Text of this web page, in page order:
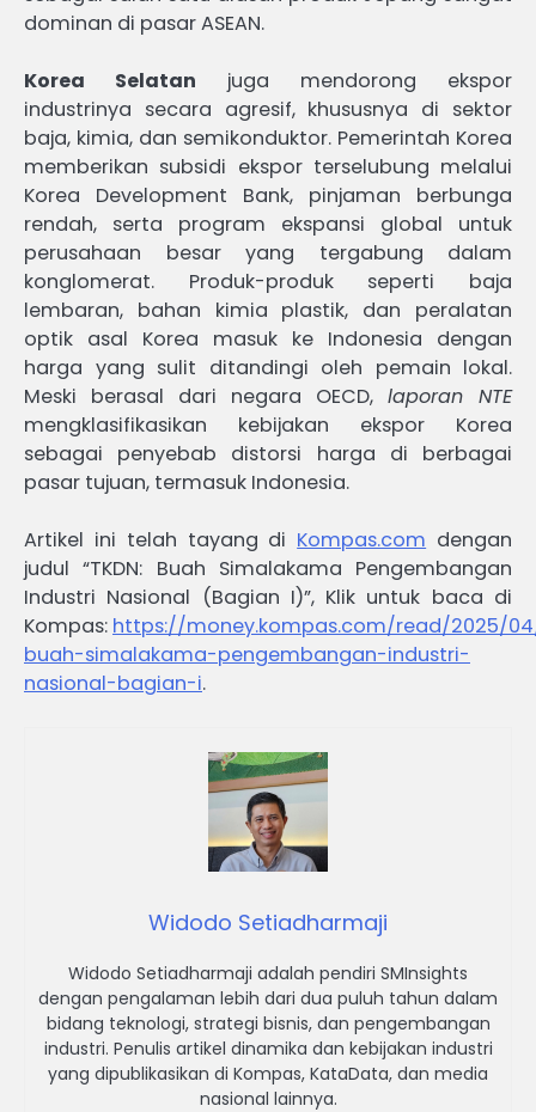
dominan di pasar ASEAN.
Korea Selatan juga mendorong ekspor
industrinya secara agresif, khususnya di sektor
baja, kimia, dan semikonduktor. Pemerintah Korea
memberikan subsidi ekspor terselubung melalui
Korea Development Bank, pinjaman berbunga
rendah, serta program ekspansi global untuk
perusahaan besar yang tergabung dalam
konglomerat. Produk-produk seperti baja
lembaran, bahan kimia plastik, dan peralatan
optik asal Korea masuk ke Indonesia dengan
harga yang sulit ditandingi oleh pemain lokal.
Meski berasal dari negara OECD, laporan NTE
mengklasifikasikan kebijakan ekspor Korea
sebagai penyebab distorsi harga di berbagai
pasar tujuan, termasuk Indonesia.
Artikel ini telah tayang di Kompas.com dengan
judul “TKDN: Buah Simalakama Pengembangan
Industri Nasional (Bagian I)”, Klik untuk baca di
Kompas: https://money.kompas.com/read/2025/
buah-simalakama-pengembangan-industri-
nasional-bagian-i.
Widodo Setiadharmaji
Widodo Setiadharmaji adalah pendiri SMInsights
dengan pengalaman lebih dari dua puluh tahun dalam
bidang teknologi, strategi bisnis, dan pengembangan
industri. Penulis artikel dinamika dan kebijakan industri
yang dipublikasikan di Kompas, KataData, dan media
nasional lainnya.